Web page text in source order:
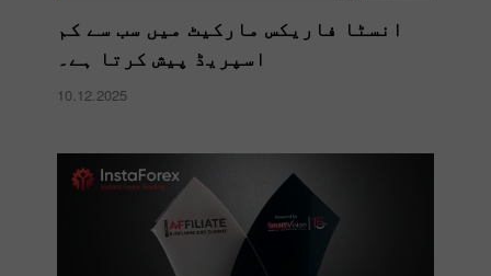
انسٹا فاریکس مارکیٹ میں سب سے کم
اسپریڈ پیش کرتا ہے۔
10.12.2025